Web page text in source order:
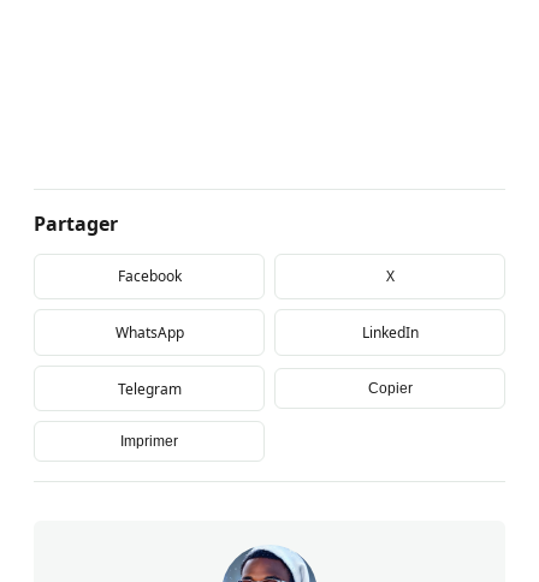
Partager
Facebook X
WhatsApp LinkedIn
Telegram Copier
Imprimer